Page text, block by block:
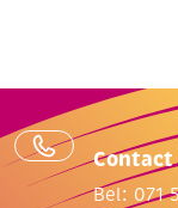
Contact
Bel: 071